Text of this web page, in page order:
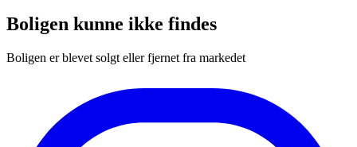
Boligen kunne ikke findes
Boligen er blevet solgt eller fjernet fra markedet